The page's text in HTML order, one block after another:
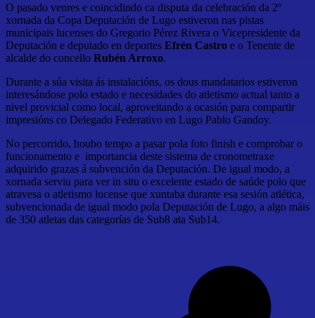
O pasado venres e coincidindo ca disputa da celebración da 2º
xornada da Copa Deputación de Lugo estiveron nas pistas
municipais lucenses do Gregorio Pérez Rivera o Vicepresidente da
Deputación e deputado en deportes Efrén Castro e o Tenente de
alcalde do concello Rubén Arroxo.
Durante a súa visita ás instalacións, os dous mandatarios estiveron
interesándose polo estado e necesidades do atletismo actual tanto a
nivel provicial como local, aproveitando a ocasión para compartir
impresións co Delegado Federativo en Lugo Pablo Gandoy.
No percorrido, houbo tempo a pasar pola foto finish e comprobar o
funcionamento e importancia deste sistema de cronometraxe
adquirido grazas á subvención da Deputación. De igual modo, a
xornada serviu para ver in situ o excelente estado de saúde polo que
atravesa o atletismo lucense que xuntaba durante esa sesión atlética,
subvencionada de igual modo pola Deputación de Lugo, a algo máis
de 350 atletas das categorías de Sub8 ata Sub14.